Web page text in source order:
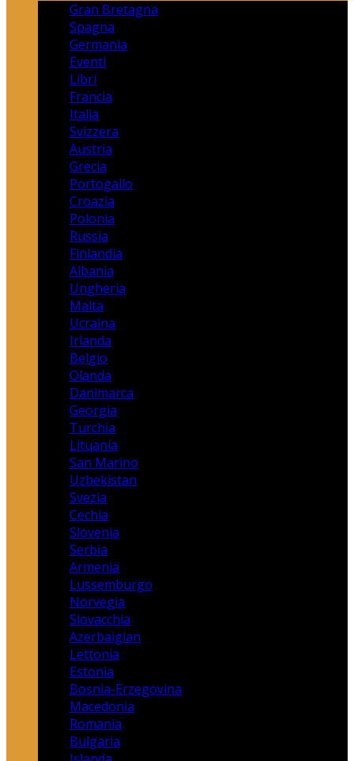
Gran Bretagna
Spagna
Germania
Eventi
Libri
Francia
Italia
Svizzera
Austria
Grecia
Portogallo
Croazia
Polonia
Russia
Finlandia
Albania
Ungheria
Malta
Ucraina
Irlanda
Belgio
Olanda
Danimarca
Georgia
Turchia
Lituania
San Marino
Uzbekistan
Svezia
Cechia
Slovenia
Serbia
Armenia
Lussemburgo
Norvegia
Slovacchia
Azerbaigian
Lettonia
Estonia
Bosnia-Erzegovina
Macedonia
Romania
Bulgaria